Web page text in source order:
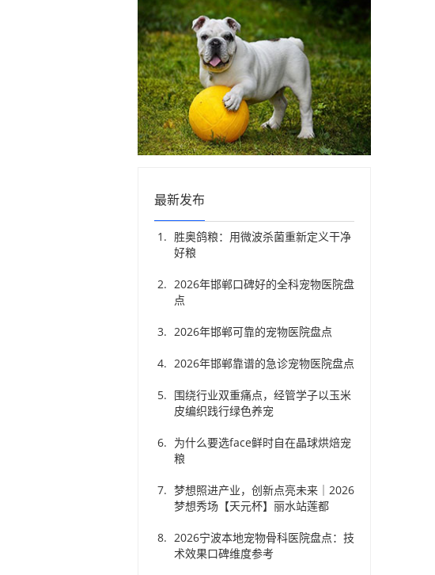
最新发布
胜奥鸽粮：用微波杀菌重新定义干净
好粮
2026年邯郸口碑好的全科宠物医院盘
点
2026年邯郸可靠的宠物医院盘点
2026年邯郸靠谱的急诊宠物医院盘点
围绕行业双重痛点，经管学子以玉米
皮编织践行绿色养宠
为什么要选face鲜时自在晶球烘焙宠
粮
梦想照进产业，创新点亮未来｜2026
梦想秀场【天元杯】丽水站莲都
2026宁波本地宠物骨科医院盘点：技
术效果口碑维度参考